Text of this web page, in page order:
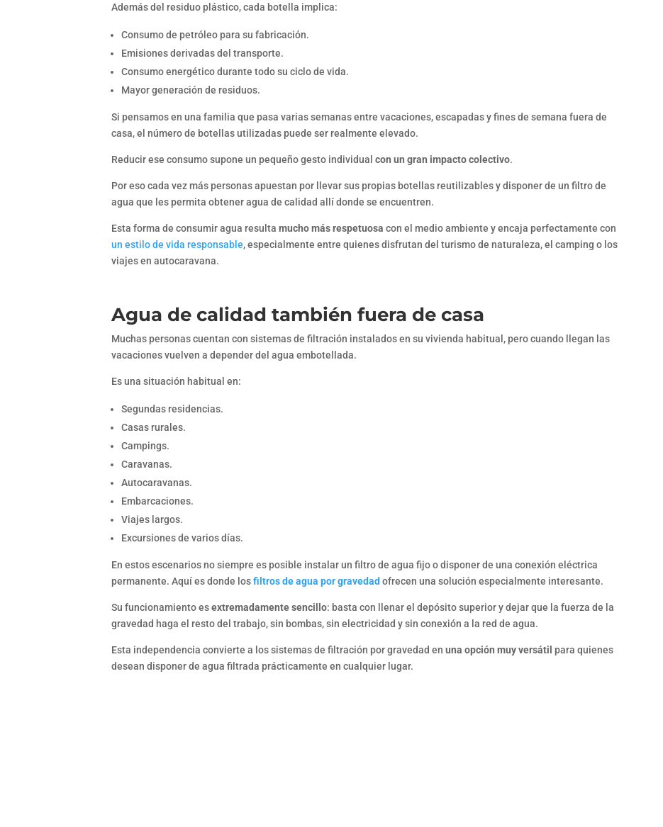
Además del residuo plástico, cada botella implica:
Consumo de petróleo para su fabricación.
Emisiones derivadas del transporte.
Consumo energético durante todo su ciclo de vida.
Mayor generación de residuos.
Si pensamos en una familia que pasa varias semanas entre vacaciones, escapadas y fines de semana fuera de
casa, el número de botellas utilizadas puede ser realmente elevado.
Reducir ese consumo supone un pequeño gesto individualcon un gran impacto colectivo.
Por eso cada vez más personas apuestan por llevar sus propias botellas reutilizables y disponer de un filtro de
agua que les permita obtener agua de calidad allí donde se encuentren.
Esta forma de consumir agua resultamucho más respetuosa con el medio ambiente y encaja perfectamente con
un estilo de vida responsable, especialmente entre quienes disfrutan del turismo de naturaleza, el camping o los
viajes en autocaravana.
Agua de calidad también fuera de casa
Muchas personas cuentan con sistemas de filtración instalados en su vivienda habitual, pero cuando llegan las
vacaciones vuelven a depender del agua embotellada.
Es una situación habitual en:
Segundas residencias.
Casas rurales.
Campings.
Caravanas.
Autocaravanas.
Embarcaciones.
Viajes largos.
Excursiones de varios días.
En estos escenarios no siempre es posible instalar un filtro de agua fijo o disponer de una conexión eléctrica
permanente. Aquí es donde losfiltros de agua por gravedad ofrecen una solución especialmente interesante.
Su funcionamiento esextremadamente sencillo: basta con llenar el depósito superior y dejar que la fuerza de la
gravedad haga el resto del trabajo, sin bombas, sin electricidad y sin conexión a la red de agua.
Esta independencia convierte a los sistemas de filtración por gravedad enuna opción muy versátil para quienes
desean disponer de agua filtrada prácticamente en cualquier lugar.